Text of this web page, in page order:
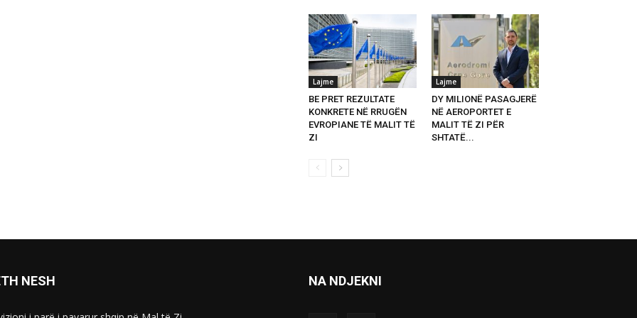
Lajme
BE PRET REZULTATE
KONKRETE NË RRUGËN
EVROPIANE TË MALIT TË
ZI
Lajme
DY MILIONË PASAGJERË
NË AEROPORTET E
MALIT TË ZI PËR
SHTATË...
NESH NA NDJEKNI